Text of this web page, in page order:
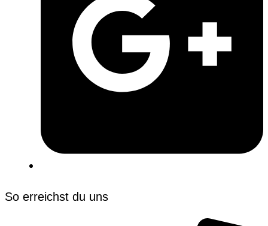
So erreichst du uns